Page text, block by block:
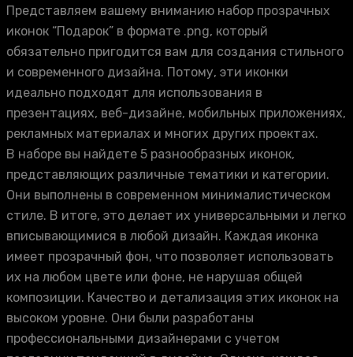
Представляем вашему вниманию набор прозрачных
иконок “Подарок” в формате .png, который
обязательно пригодится вам для создания стильного
и современного дизайна. Потому, эти иконки
идеально подходят для использования в
презентациях, веб-дизайне, мобильных приложениях,
рекламных материалах и многих других проектах.
В наборе вы найдете 5 разнообразных иконок,
представляющих различные тематики и категории.
Они выполнены в современном минималистическом
стиле. В итоге, это делает их универсальными и легко
вписывающимися в любой дизайн. Каждая иконка
имеет прозрачный фон, что позволяет использовать
их на любом цвете или фоне, не нарушая общей
композиции. Качество и детализация этих иконок на
высоком уровне. Они были разработаны
профессиональными дизайнерами с учетом